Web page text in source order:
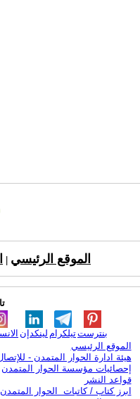
الموقع الرئيسي
لينكدإن تيلكرامبنترست
الموقع الرئيسي
هيئة ادارة الحوار المتمدن -
إحصائيات مؤسسة الحوار المتمدن
قواعد النشر
ابرز كتاب / كاتبات الحوار المتمدن